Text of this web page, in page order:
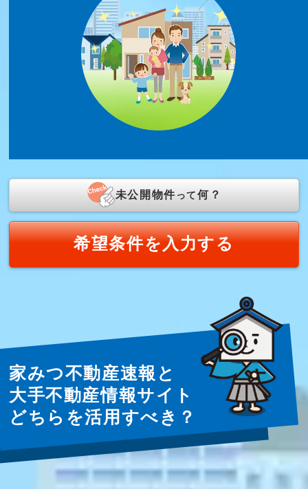
未公開物件って何？
希望条件を入力する
家みつ不動産速報と
大手不動産情報サイト
どちらを活用すべき？